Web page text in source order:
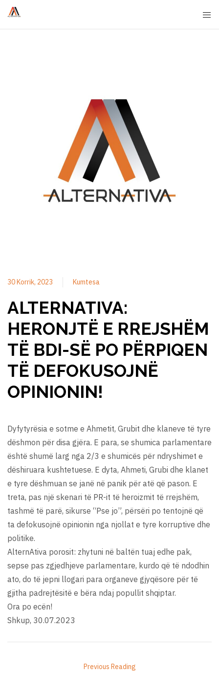
30 Korrik, 2023 Kumtesa
ALTERNATIVA:
HERONJTË E RREJSHËM
TË BDI-SË PO PËRPIQEN
TË DEFOKUSOJNË
OPINIONIN!
Dyfytyrësia e sotme e Ahmetit, Grubit dhe klaneve të tyre
dëshmon për disa gjëra. E para, se shumica parlamentare
është shumë larg nga 2/3 e shumicës për ndryshimet e
dëshiruara kushtetuese. E dyta, Ahmeti, Grubi dhe klanet
e tyre dëshmuan se janë në panik për atë që pason. E
treta, pas një skenari të PR-it të heroizmit të rrejshëm,
tashmë të parë, sikurse “Pse jo”, përsëri po tentojnë që
ta defokusojnë opinionin nga njollat e tyre korruptive dhe
politike.
AlternAtiva porosit: zhytuni në baltën tuaj edhe pak,
sepse pas zgjedhjeve parlamentare, kurdo që të ndodhin
ato, do të jepni llogari para organeve gjyqësore për të
gjitha padrejtësitë e bëra ndaj popullit shqiptar.
Ora po ecën!
Shkup, 30.07.2023
Previous Reading